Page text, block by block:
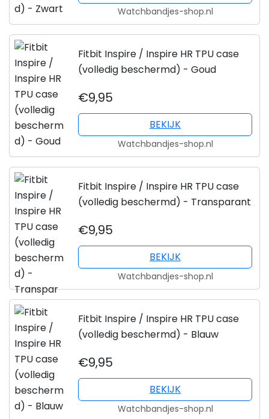
Watchbandjes-shop.nl
Fitbit Inspire / Inspire HR TPU case
(volledig beschermd) - Goud
€9,95
BEKIJK
Watchbandjes-shop.nl
Fitbit Inspire / Inspire HR TPU case
(volledig beschermd) - Transparant
€9,95
BEKIJK
Watchbandjes-shop.nl
Fitbit Inspire / Inspire HR TPU case
(volledig beschermd) - Blauw
€9,95
BEKIJK
Watchbandjes-shop.nl